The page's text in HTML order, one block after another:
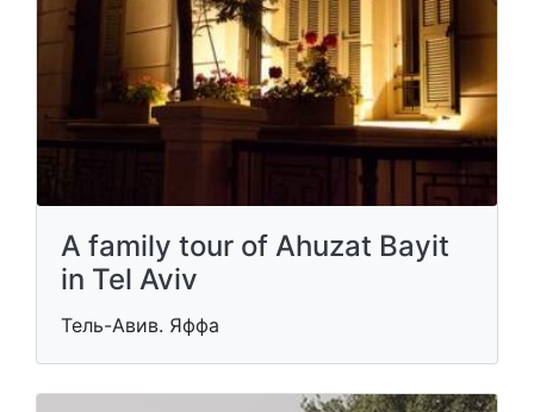
A family tour of Ahuzat Bayit
in Tel Aviv
Тель-Авив. Яффа